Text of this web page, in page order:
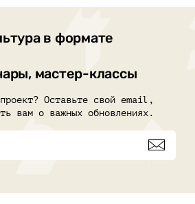
в формате
мастер-классы
Оставьте свой email,
вам о важных обновлениях.